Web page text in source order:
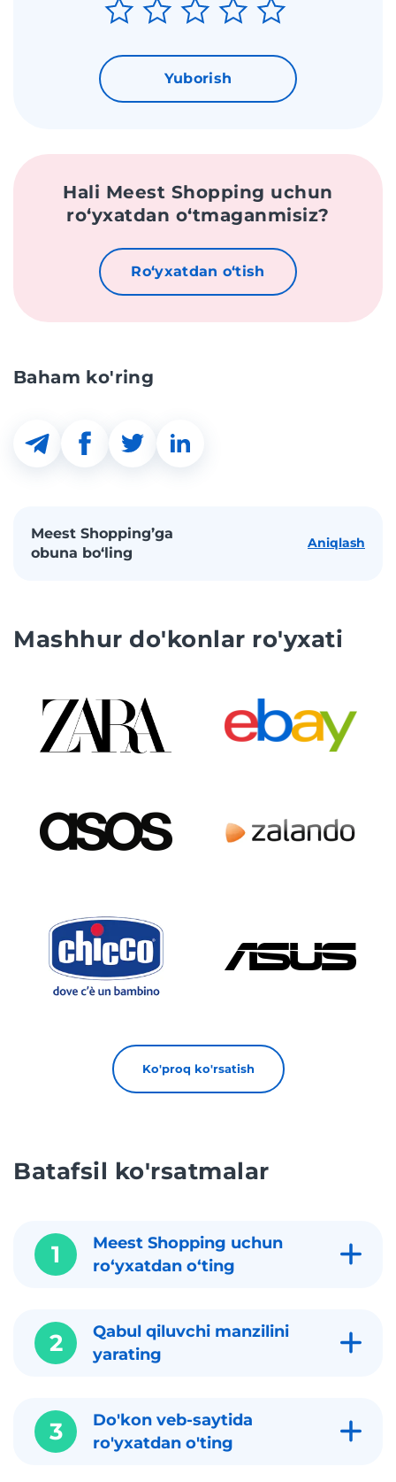
Yuborish
Hali Meest Shopping uchun
roʻyxatdan oʻtmaganmisiz?
Roʻyxatdan oʻtish
Baham ko'ring
Meest Shopping’ga
obuna bo‘ling
Aniqlash
Mashhur do'konlar ro'yxati
Ko'proq ko'rsatish
Batafsil ko'rsatmalar
1
Meest Shopping uchun
roʻyxatdan oʻting
2
Qabul qiluvchi manzilini
yarating
3
Do'kon veb-saytida
ro'yxatdan o'ting